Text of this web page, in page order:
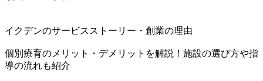
イクデンのサービスストーリー・創業の理由
個別療育のメリット・デメリットを解説！施設の選び方や指
導の流れも紹介